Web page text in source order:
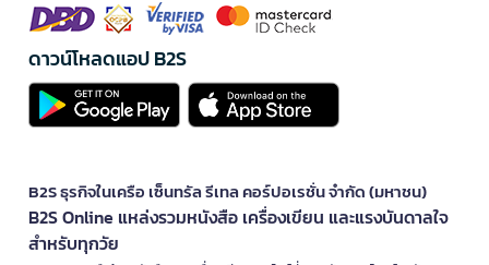
ดาวน์โหลดแอป B2S
B2S ธุรกิจในเครือ เซ็นทรัล รีเทล คอร์ปอเรชั่น จำกัด (มหาชน)
B2S Online แหล่งรวมหนังสือ เครื่องเขียน และแรงบันดาลใจ
สำหรับทุกวัย